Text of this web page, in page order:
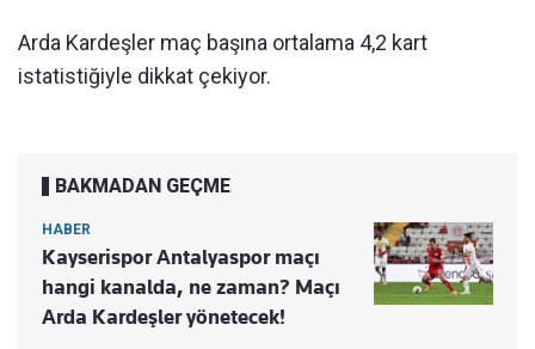
Arda Kardeşler maç başına ortalama 4,2 kart
istatistiğiyle dikkat çekiyor.
BAKMADAN GEÇME
HABER
Kayserispor Antalyaspor maçı
hangi kanalda, ne zaman? Maçı
Arda Kardeşler yönetecek!